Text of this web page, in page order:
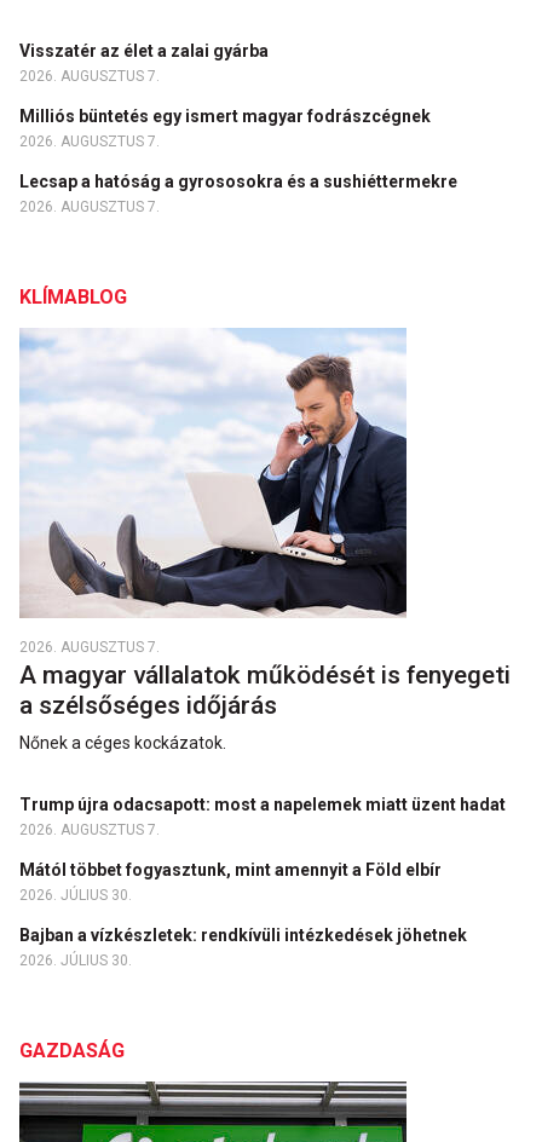
Visszatér az élet a zalai gyárba
2026. AUGUSZTUS 7.
Milliós büntetés egy ismert magyar fodrászcégnek
2026. AUGUSZTUS 7.
Lecsap a hatóság a gyrososokra és a sushiéttermekre
2026. AUGUSZTUS 7.
KLÍMABLOG
2026. AUGUSZTUS 7.
A magyar vállalatok működését is fenyegeti
a szélsőséges időjárás
Nőnek a céges kockázatok.
Trump újra odacsapott: most a napelemek miatt üzent hadat
2026. AUGUSZTUS 7.
Mától többet fogyasztunk, mint amennyit a Föld elbír
2026. JÚLIUS 30.
Bajban a vízkészletek: rendkívüli intézkedések jöhetnek
2026. JÚLIUS 30.
GAZDASÁG